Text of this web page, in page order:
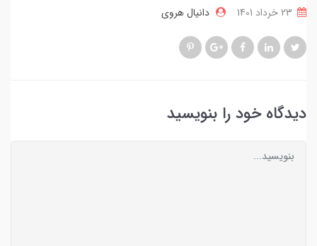
دانیال هروی
دیدگاه خود را بنویسید